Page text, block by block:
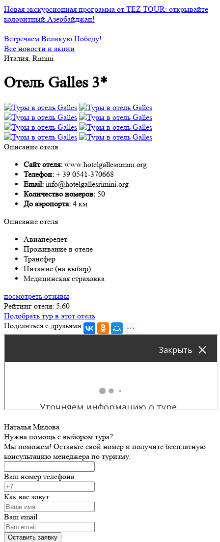
Новая экскурсионная программа от TEZ TOUR: открывайте
колоритный Азербайджан!
Встречаем Великую Победу!
Все новости и акции
Италия, Rimini
Отель Galles 3*
Описание отеля
Сайт отеля: www.hotelgallesrimini.org
Телефон: + 39 0541-370668
Email: info@hotelgallesrimini.org
Количество номеров: 50
До аэропорта: 4 км
Описание отеля
Авиаперелет
Проживание в отеле
Трансфер
Питание (на выбор)
Медицинская страховка
посмотреть отзывы
Рейтинг отеля: 5,60
Подобрать тур в этот отель
Поделиться с друзьями
Наталья Милова
Нужна помощь с выбором тура?
Мы поможем! Оставьте свой номер и получите бесплатную
консультацию менеджера по туризму.
Ваш номер телефона
Как вас зовут
Ваш email